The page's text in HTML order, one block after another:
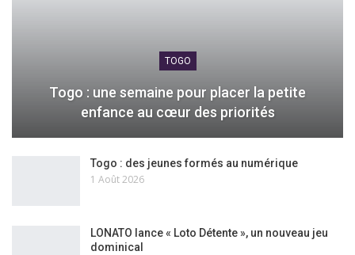
TOGO
Togo : une semaine pour placer la petite
enfance au cœur des priorités
Togo : des jeunes formés au numérique
1 Août 2026
LONATO lance « Loto Détente », un nouveau jeu
dominical